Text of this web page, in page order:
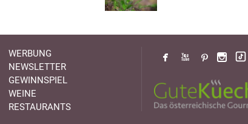
WERBUNG
NEWSLETTER
GEWINNSPIEL
WEINE
RESTAURANTS